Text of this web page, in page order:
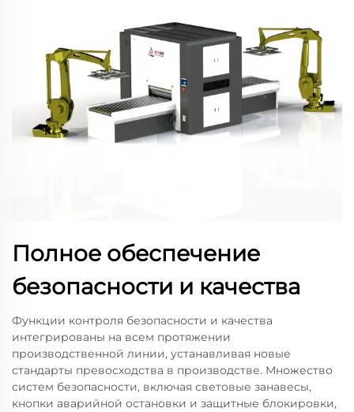
Полное обеспечение
безопасности и качества
Функции контроля безопасности и качества
интегрированы на всем протяжении
производственной линии, устанавливая новые
стандарты превосходства в производстве. Множество
систем безопасности, включая световые занавесы,
кнопки аварийной остановки и защитные блокировки,